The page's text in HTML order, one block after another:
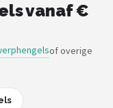
vanaf €
of overige